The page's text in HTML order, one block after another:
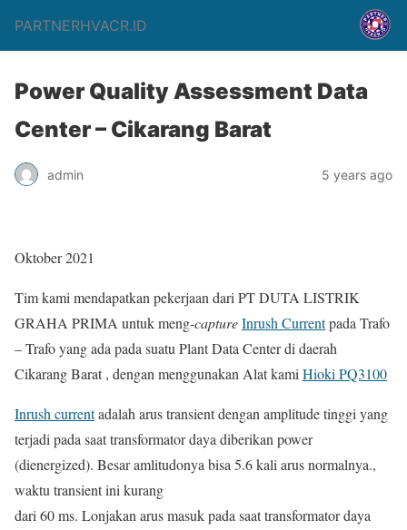
PARTNERHVACR.ID
Power Quality Assessment Data
Center – Cikarang Barat
admin 5 years ago
Oktober 2021
Tim kami mendapatkan pekerjaan dari PT DUTA LISTRIK
GRAHA PRIMA untuk meng-captureInrush Currentpada Trafo
– Trafo yang ada pada suatu Plant Data Center di daerah
Cikarang Barat , dengan menggunakan Alat kami Hioki PQ3100
Inrush currentadalah arus transient dengan amplitude tinggi yang
terjadi pada saat transformator daya diberikan power
(dienergized). Besar amlitudonya bisa 5.6 kali arus normalnya.,
waktu transient ini kurang
dari 60 ms. Lonjakan arus masuk pada saat transformator daya